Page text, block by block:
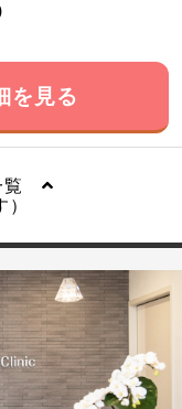
を見る
覧